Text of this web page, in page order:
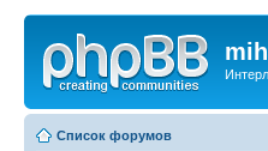
Список форумов